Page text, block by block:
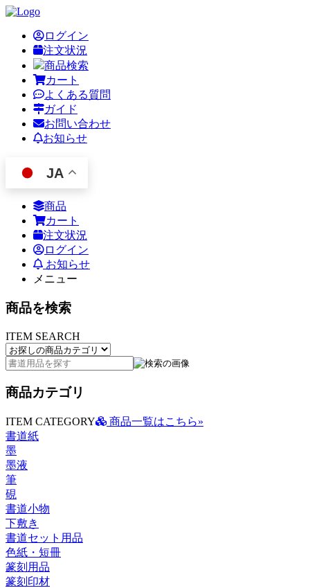
ログイン
注文状況
商品検索
カート
よくある質問
ガイド
お問い合わせ
お知らせ
JA
商品
カート
注文状況
ログイン
お知らせ
メニュー
商品を検索
ITEM SEARCH
商品カテゴリ
ITEM CATEGORY
商品一覧はこちら»
書道紙
墨
墨液
筆
硯
書道小物
下敷き
書道セット用品
色紙・短冊
篆刻用品
篆刻印材